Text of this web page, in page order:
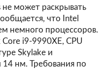
не может раскрывать
что Intel
немного процессоров.
Core i9-9990XE, CPU
Skylake и
14 нм. Требования по